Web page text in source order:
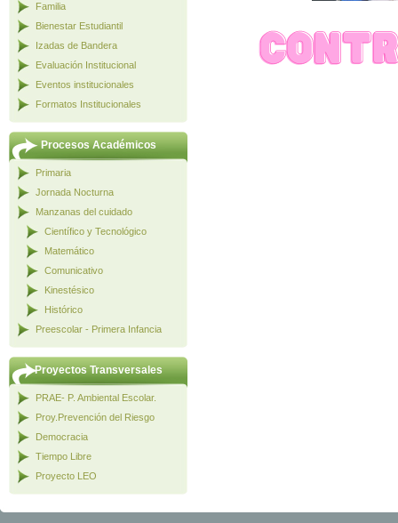
Familia
Bienestar Estudiantil
Izadas de Bandera
Evaluación Institucional
Eventos institucionales
Formatos Institucionales
Procesos Académicos
Primaria
Jornada Nocturna
Manzanas del cuidado
Científico y Tecnológico
Matemático
Comunicativo
Kinestésico
Histórico
Preescolar - Primera Infancia
Proyectos Transversales
PRAE- P. Ambiental Escolar.
Proy.Prevención del Riesgo
Democracia
Tiempo Libre
Proyecto LEO